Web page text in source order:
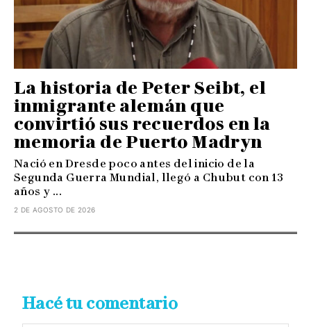
La historia de Peter Seibt, el
inmigrante alemán que
convirtió sus recuerdos en la
memoria de Puerto Madryn
Nació en Dresde poco antes del inicio de la
Segunda Guerra Mundial, llegó a Chubut con 13
años y ...
2 DE AGOSTO DE 2026
Hacé tu comentario